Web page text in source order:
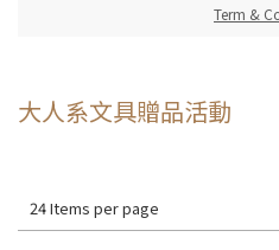
Term &
大人系文具贈品活動
24 Items per page